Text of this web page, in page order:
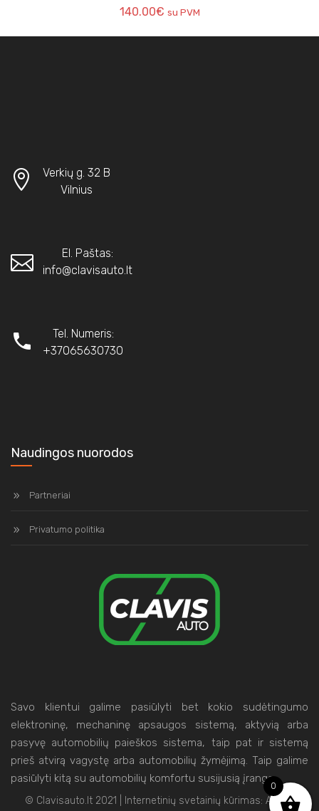
140.00€ su PVM
Verkių g. 32 B
Vilnius
El. Paštas:
info@clavisauto.lt
Tel. Numeris:
+37065630730
Naudingos nuorodos
Partneriai
Privatumo politika
Savo klientui galime pasiūlyti bet kokio sudėtingumo
elektroninę, mechaninę apsaugos sistemą, aktyvią arba
pasyvę automobilių paieškos sistema, taip pat ir sistemą
prieš atvirą vagystę arba automobilių žymėjimą. Taip galime
pasiūlyti kitą su automobilių komfortu susijusią įrangą.
© Clavisauto.lt 2021 | Internetinių svetainių kūrimas: Artix.lt
0